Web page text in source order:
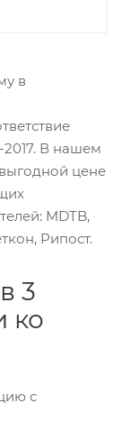
в
2017. В нашем
цене
MDTB,
Рипост.
3
ко
с